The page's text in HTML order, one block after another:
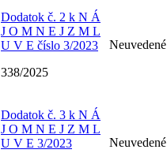
Dodatok č. 2 k N Á
J O M N E J Z M L
U V E číslo 3/2023
338/2025
Neuvedené
Dodatok č. 3 k N Á
J O M N E J Z M L
U V E 3/2023
Neuvedené